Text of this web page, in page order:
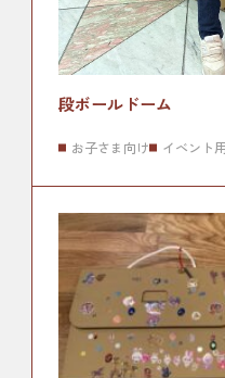
段ボールドーム
お子さま向け イベント用